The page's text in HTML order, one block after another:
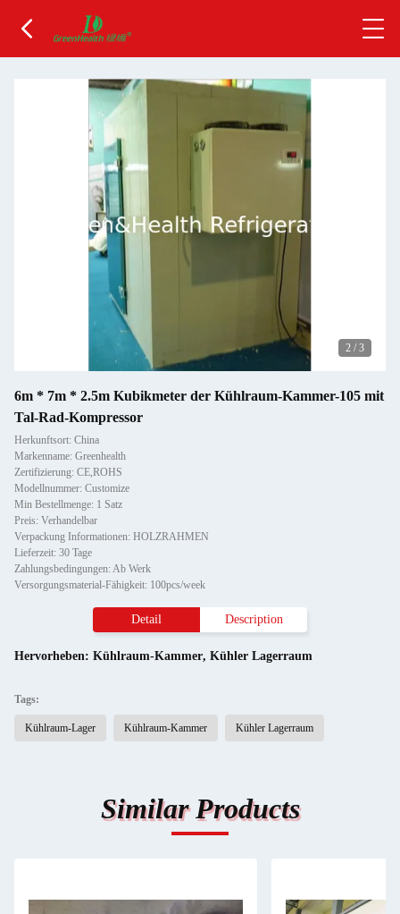
2 / 3
6m * 7m * 2.5m Kubikmeter der Kühlraum-Kammer-105 mit
Tal-Rad-Kompressor
Herkunftsort: China
Markenname: Greenhealth
Zertifizierung: CE,ROHS
Modellnummer: Customize
Min Bestellmenge: 1 Satz
Preis: Verhandelbar
Verpackung Informationen: HOLZRAHMEN
Lieferzeit: 30 Tage
Zahlungsbedingungen: Ab Werk
Versorgungsmaterial-Fähigkeit: 100pcs/week
Detail Description
Hervorheben: Kühlraum-Kammer, Kühler Lagerraum
Tags:
Kühlraum-Lager Kühlraum-Kammer Kühler Lagerraum
Similar Products